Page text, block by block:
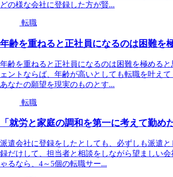
どの様な会社に登録した方が賢...
転職
年齢を重ねると正社員になるのは困難を
年齢を重ねると正社員になるのは困難を極める
ェントならば、年齢が高いとしても転職を叶え
あなたの願望を現実のものとす...
転職
「就労と家庭の調和を第一に考えて勤め
派遣会社に登録をしたとしても、必ずしも派遣
録だけして、担当者と相談をしながら望ましい
ゃるなら、4～5個の転職サー...